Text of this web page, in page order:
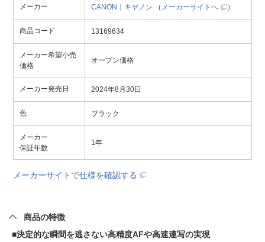
メーカー CANON｜キヤノン （ メーカーサイトへ ）
商品コード 13169634
メーカー希望小売
価格
オープン価格
メーカー発売日 2024年8月30日
色 ブラック
メーカー
保証年数
1年
メーカーサイトで仕様を確認する
商品の特徴
■決定的な瞬間を逃さない高精度AFや高速連写の実現